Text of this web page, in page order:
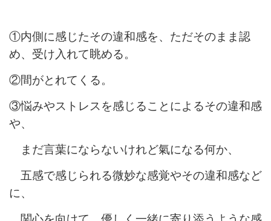
①内側に感じたその違和感を、ただそのまま認
め、受け入れて眺める。
②間がとれてくる。
③悩みやストレスを感じることによるその違和感
や、
まだ言葉にならないけれど氣になる何か、
五感で感じられる微妙な感覚やその違和感など
に、